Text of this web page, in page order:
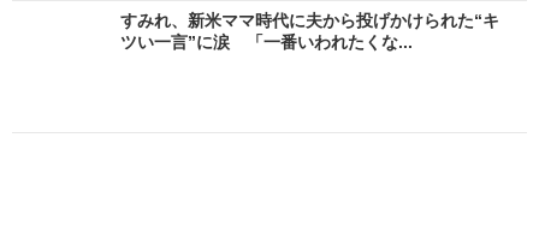
すみれ、新米ママ時代に夫から投げかけられた“キ
ツい一言”に涙 「一番いわれたくな...